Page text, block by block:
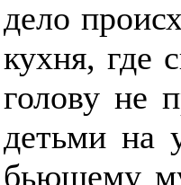
дело
кухня, где
голову не
детьми на
бьющему